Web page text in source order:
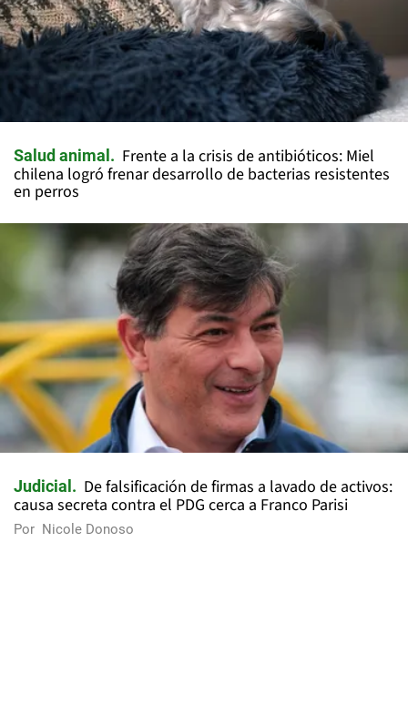
Salud animal
Frente a la crisis de antibióticos: Miel
chilena logró frenar desarrollo de bacterias resistentes
en perros
Judicial
De falsificación de firmas a lavado de activos:
causa secreta contra el PDG cerca a Franco Parisi
Por Nicole Donoso